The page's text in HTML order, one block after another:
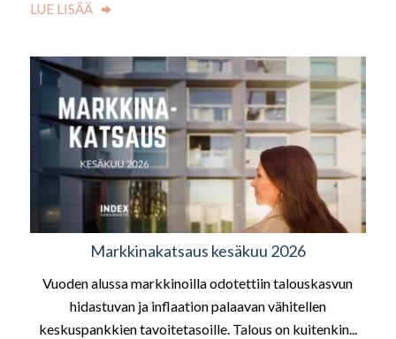
LUE LISÄÄ
Markkinakatsaus kesäkuu 2026
Vuoden alussa markkinoilla odotettiin talouskasvun
hidastuvan ja inflaation palaavan vähitellen
keskuspankkien tavoitetasoille. Talous on kuitenkin...